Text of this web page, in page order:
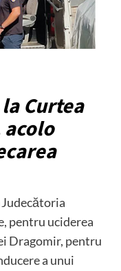
Curtea
acolo
Judecătoria
pentru uciderea
Dragomir, pentru
a unui